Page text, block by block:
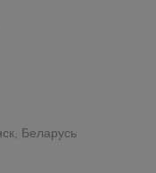
Беларусь